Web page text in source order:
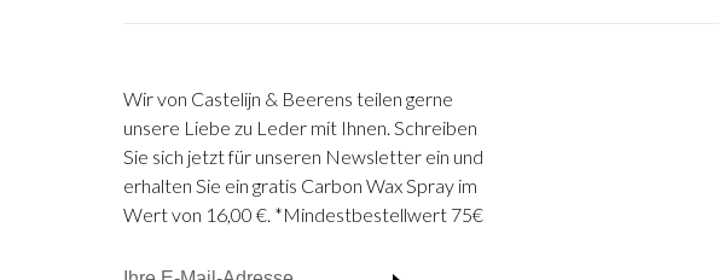
Wir von Castelijn & Beerens teilen gerne
unsere Liebe zu Leder mit Ihnen. Schreiben
Sie sich jetzt für unseren Newsletter ein und
erhalten Sie ein gratis Carbon Wax Spray im
Wert von 16,00 €. *Mindestbestellwert 75€